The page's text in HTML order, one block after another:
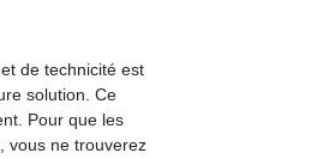
de technicité est
solution. Ce
Pour que les
vous ne trouverez